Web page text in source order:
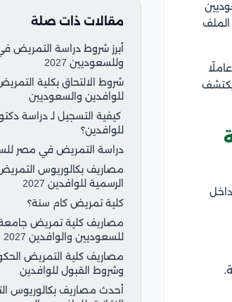
التقديم عاملًا
يكتشف
مقالات ذات صلة
أبرز شروط دراسة التمريض
وللسعوديين 2027
شروط الالتحاق بكلية
للوافدين والسعوديين
كيفية التسجيل لـ دراسة
للوافدين؟
دراسة التمريض في مصر
مصاريف بكالوريوس
الرسمية للوافدين 2027
كلية تمريض كام سنة؟
مصاريف كلية تمريض جامعة
للسعوديين والوافدين 2027
وشروط القبول للوافدين
أحدث مصاريف بكالوريوس